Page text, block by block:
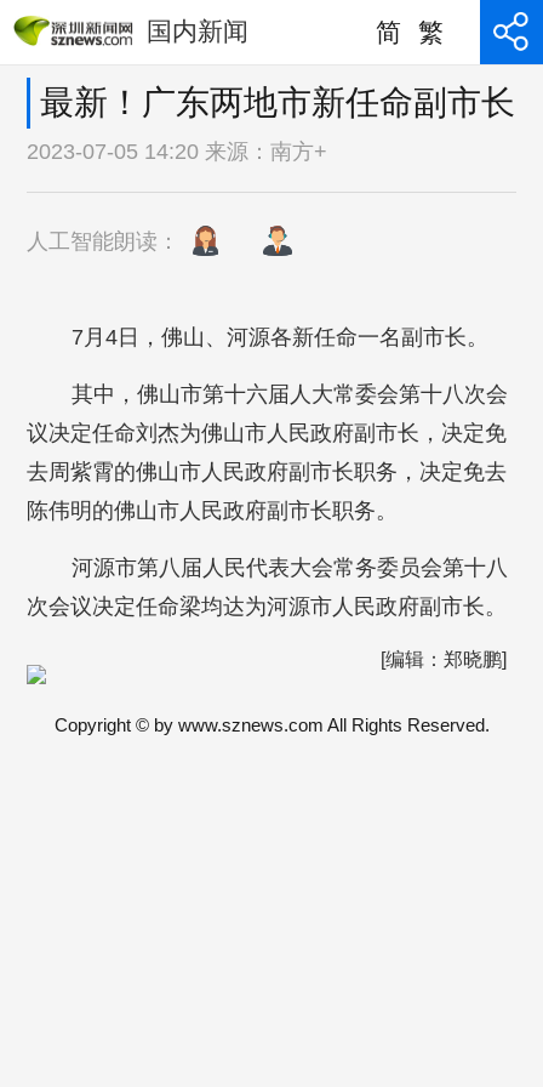
国内新闻 简 繁
最新！广东两地市新任命副市长
2023-07-05 14:20 来源：南方+
人工智能朗读：
7月4日，佛山、河源各新任命一名副市长。
其中，佛山市第十六届人大常委会第十八次会
议决定任命刘杰为佛山市人民政府副市长，决定免
去周紫霄的佛山市人民政府副市长职务，决定免去
陈伟明的佛山市人民政府副市长职务。
河源市第八届人民代表大会常务委员会第十八
次会议决定任命梁均达为河源市人民政府副市长。
[编辑：郑晓鹏]
Copyright © by www.sznews.com All Rights Reserved.